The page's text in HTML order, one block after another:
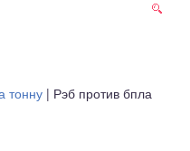
тонну | Рэб против бпла